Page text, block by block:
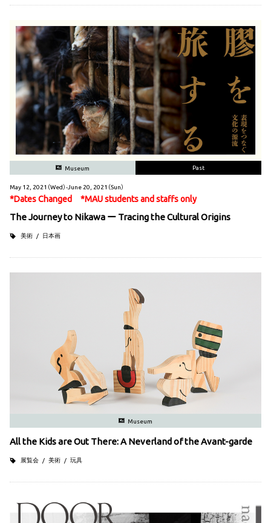
Museum Past
May 12, 2021（Wed）-June 20, 2021（Sun）
*Dates Changed *MAU students and staffs only
The Journey to Nikawa ー Tracing the Cultural Origins
美術 日本画
Museum
All the Kids are Out There: A Neverland of the Avant-garde
展覧会 美術 玩具